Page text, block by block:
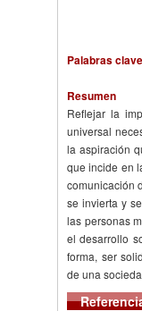
Palabras clave
Resumen
Reflejar la
universal
la aspiración
que incide en
comunicación
se invierta y
las personas
el desarrollo
forma, ser
de una